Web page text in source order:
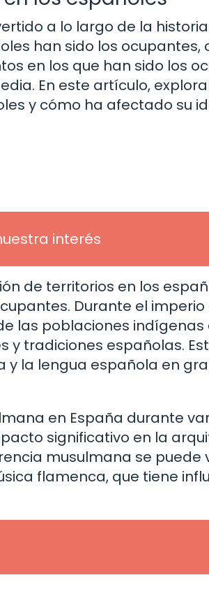
a lo largo de la
han sido los ocupantes,
en los que han sido los
En este artículo,
y cómo ha afectado su
interés
de territorios en los
Durante el imperio
las poblaciones indígenas
y tradiciones españolas.
y la lengua española en
en España durante
significativo en la
musulmana se puede
flamenca, que tiene